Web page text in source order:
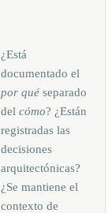
¿Está
documentado el
por qué separado
del cómo? ¿Están
registradas las
decisiones
arquitectónicas?
¿Se mantiene el
contexto de